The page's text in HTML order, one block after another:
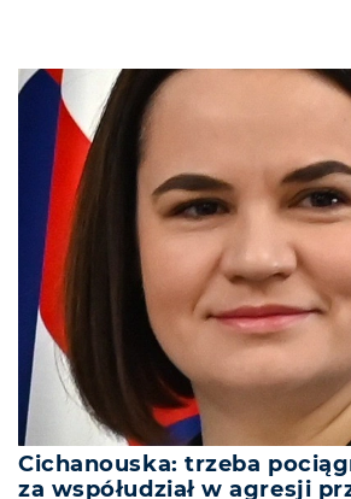
Cichanouska: trzeba
za współudział w agresji